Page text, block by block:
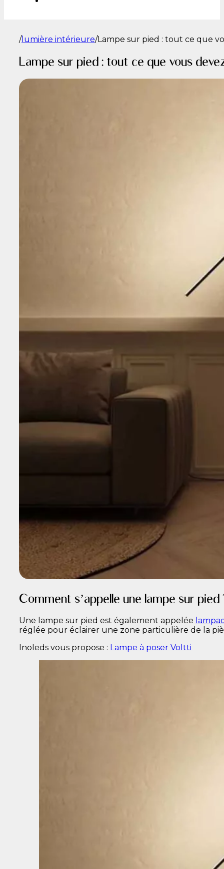
/lumière intérieure/Lampe sur pied : tout ce que
Lampe sur pied : tout ce que vous
Comment s’appelle une lampe sur pied
Une lampe sur pied est également appelée
réglée pour éclairer une zone particulière de la
Inoleds vous propose : Lampe à poser Voltti